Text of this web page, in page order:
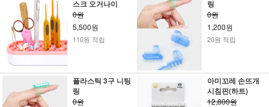
스크 오거나이
0원
5,500원
110원 적립
링
0원
1,200원
20원 적립
플라스틱 3구 니팅
링
0원
아미꼬레 손뜨개
시침핀(하트)
12,800원